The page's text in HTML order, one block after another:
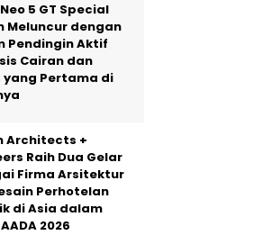
5 GT Special
Meluncur dengan
Pendingin Aktif
Cairan dan
yang Pertama di
Architects +
Raih Dua Gelar
Firma Arsitektur
Perhotelan
di Asia dalam
2026